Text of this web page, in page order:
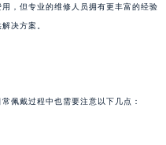
，但专业的维修人员拥有更丰富的经验
决方案。
佩戴过程中也需要注意以下几点：